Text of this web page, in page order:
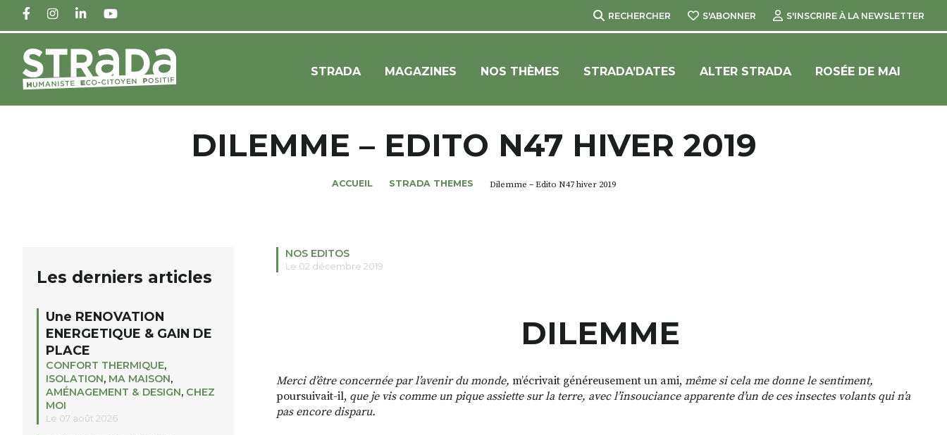
FACEBOOKINSTAGRAM
LINKEDINYOUTUBE RECHERCHER S'ABONNER S'INSCRIRE À LA NEWSLETTER
STRADA MAGAZINES NOS THÈMES STRADA’DATES ALTER STRADA ROSÉE DE MAI
DILEMME – EDITO N47 HIVER 2019
ACCUEIL STRADA THEMES Dilemme – Edito N47 hiver 2019
NOS EDITOS
Le 02 décembre 2019
DILEMME
Merci d’être concernée par l’avenir du monde, m’écrivait généreusement un ami, même si cela me donne le sentiment,
poursuivait-il, que je vis comme un pique assiette sur la terre, avec l’insouciance apparente d’un de ces insectes volants qui n’a
pas encore disparu.
Les derniers articles
Une RENOVATION
ENERGETIQUE & GAIN DE
PLACE
CONFORT THERMIQUE,
ISOLATION, MA MAISON,
AMÉNAGEMENT & DESIGN, CHEZ
MOI
Le 07 août 2026